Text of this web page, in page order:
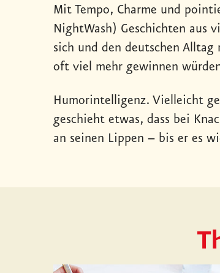
Mit Tempo, Charme und
NightWash) Geschichten aus
sich und den deutschen
oft viel mehr gewinnen
Humorintelligenz. Vielleicht
geschieht etwas, dass bei
an seinen Lippen – bis er es